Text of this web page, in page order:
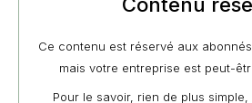
Ce contenu est réservé aux
mais votre entreprise est peut-
Pour le savoir, rien de plus